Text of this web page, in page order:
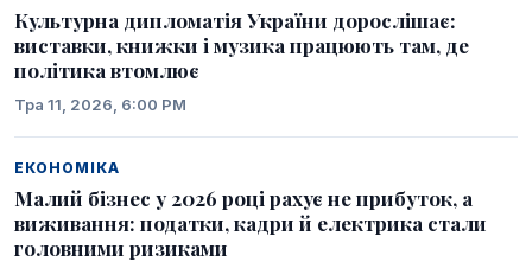
Культурна дипломатія України дорослішає:
виставки, книжки і музика працюють там, де
політика втомлює
Тра 11, 2026, 6:00 PM
ЕКОНОМІКА
Малий бізнес у 2026 році рахує не прибуток, а
виживання: податки, кадри й електрика стали
головними ризиками